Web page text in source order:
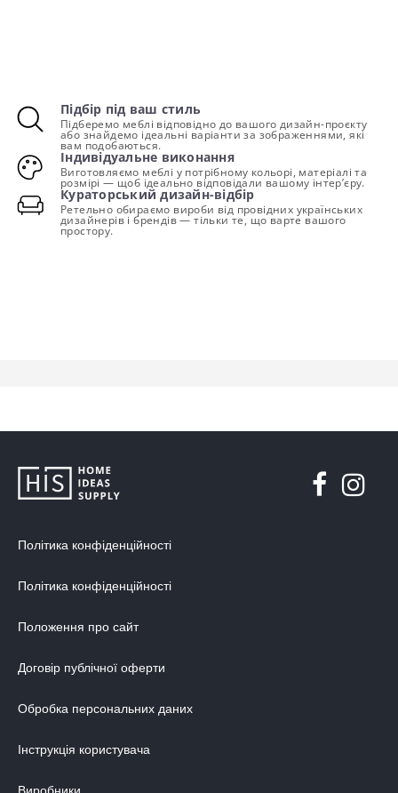
Підбір під ваш стиль
Підберемо меблі відповідно до вашого дизайн-проєкту
або знайдемо ідеальні варіанти за зображеннями, які
вам подобаються.
Індивідуальне виконання
Виготовляємо меблі у потрібному кольорі, матеріалі та
розмірі — щоб ідеально відповідали вашому інтер’єру.
Кураторський дизайн-відбір
Ретельно обираємо вироби від провідних українських
дизайнерів і брендів — тільки те, що варте вашого
простору.
Політика конфіденційності
Політика конфіденційності
Положення про сайт
Договір публічної оферти
Обробка персональних даних
Інструкція користувача